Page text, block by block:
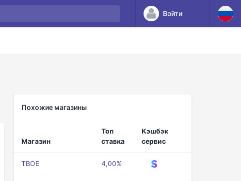
Войти
Похожие магазины
Магазин
Топ
ставка
Кэшбэк
сервис
ТВОЕ 4,00%